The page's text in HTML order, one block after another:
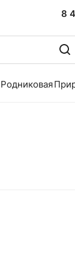
8
Родниковая